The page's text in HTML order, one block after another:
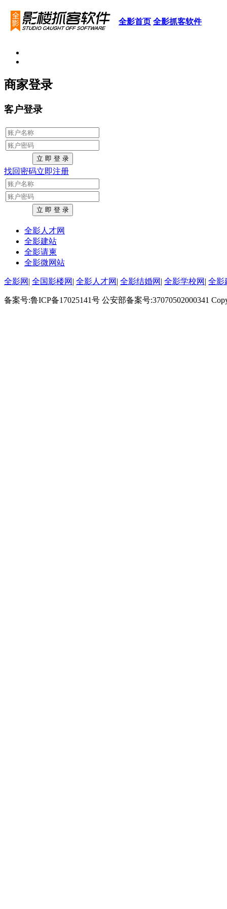
全影首页 全影抓客软件
商家登录
客户登录
找回密码立即注册
全影人才网
全影建站
全影请柬
全影微网站
全影网 | 全国影楼网 | 全影人才网 | 全影结婚网 | 全影学校网 | 全影
备案号:鲁ICP备17025141号 公安部备案号:37070502000341